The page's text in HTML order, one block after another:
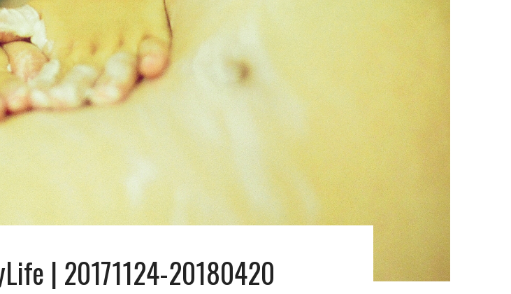
| 20171124-20180420